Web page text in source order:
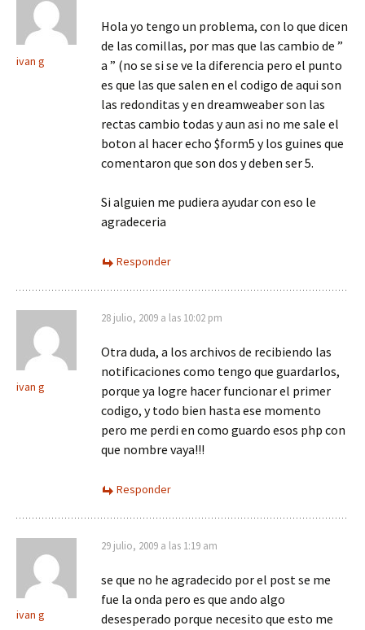
ivan g
Hola yo tengo un problema, con lo que dicen
de las comillas, por mas que las cambio de ”
a ” (no se si se ve la diferencia pero el punto
es que las que salen en el codigo de aqui son
las redonditas y en dreamweaber son las
rectas cambio todas y aun asi no me sale el
boton al hacer echo $form5 y los guines que
comentaron que son dos y deben ser 5.
Si alguien me pudiera ayudar con eso le
agradeceria
Responder
ivan g
28 julio, 2009 a las 10:02 pm
Otra duda, a los archivos de recibiendo las
notificaciones como tengo que guardarlos,
porque ya logre hacer funcionar el primer
codigo, y todo bien hasta ese momento
pero me perdi en como guardo esos php con
que nombre vaya!!!
Responder
ivan g
29 julio, 2009 a las 1:19 am
se que no he agradecido por el post se me
fue la onda pero es que ando algo
desesperado porque necesito que esto me